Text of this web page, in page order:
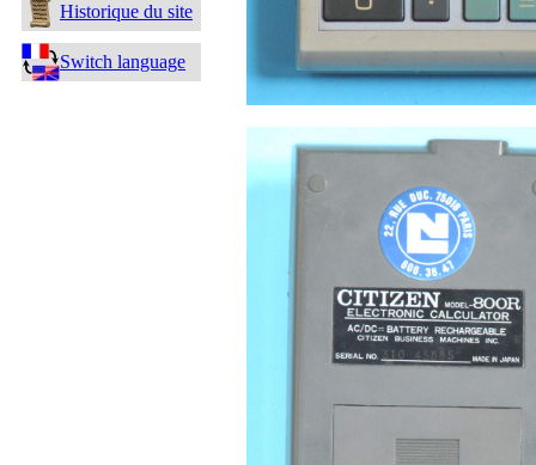
Historique du site
Switch language